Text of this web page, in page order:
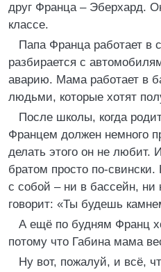
друг Франца – Эберхард.
классе.
Папа Франца работает в
разбирается с
аварию. Мама работает в
людьми, которые хотят
После школы, когда
Францем должен немного
делать этого он не любит.
братом просто по-
с собой – ни в бассейн, ни
говорит: «Ты будешь
А ещё по будням Франц
потому что Габина мама
Ну вот, пожалуй, и всё,